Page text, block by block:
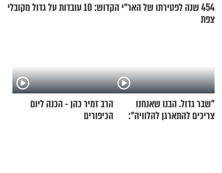
454 שנה לפטירתו של האר"י הקדוש: 10 עובדות על גדול מקובלי
צפת
"שבר גדול. הבנו שאנחנו
צריכים להתארגן להלוויה":
הרב זמיר כהן - הכנה ליום
הכיפורים